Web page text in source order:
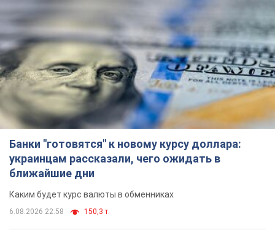
Банки "готовятся" к новому курсу доллара:
украинцам рассказали, чего ожидать в
ближайшие дни
Каким будет курс валюты в обменниках
6.08.2026 22:58 150,3 т.